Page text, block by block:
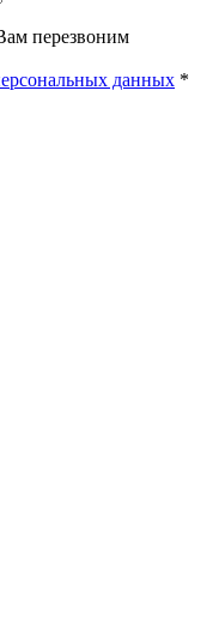
перезвоним
данных *